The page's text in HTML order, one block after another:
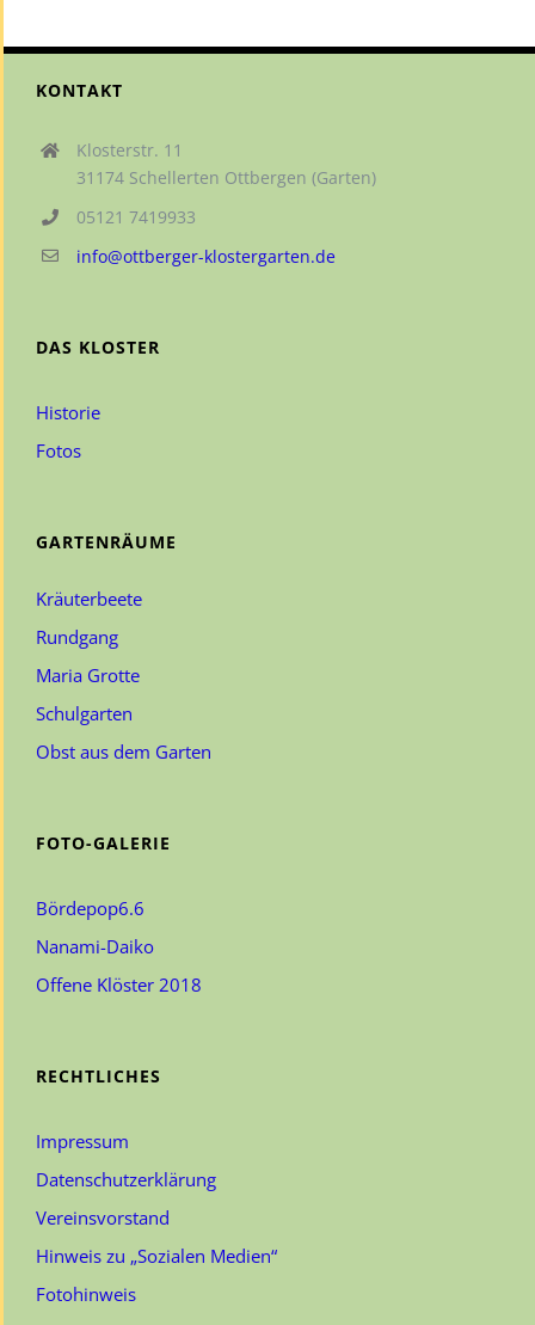
KONTAKT
Klosterstr. 11
31174 Schellerten Ottbergen (Garten)
05121 7419933
info@ottberger-klostergarten.de
DAS KLOSTER
Historie
Fotos
GARTENRÄUME
Kräuterbeete
Rundgang
Maria Grotte
Schulgarten
Obst aus dem Garten
FOTO-GALERIE
Bördepop6.6
Nanami-Daiko
Offene Klöster 2018
RECHTLICHES
Impressum
Datenschutzerklärung
Vereinsvorstand
Hinweis zu „Sozialen Medien“
Fotohinweis